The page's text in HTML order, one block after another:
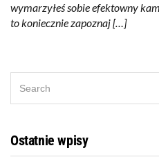
wymarzyłeś sobie efektowny
to koniecznie zapoznaj […]
Ostatnie wpisy